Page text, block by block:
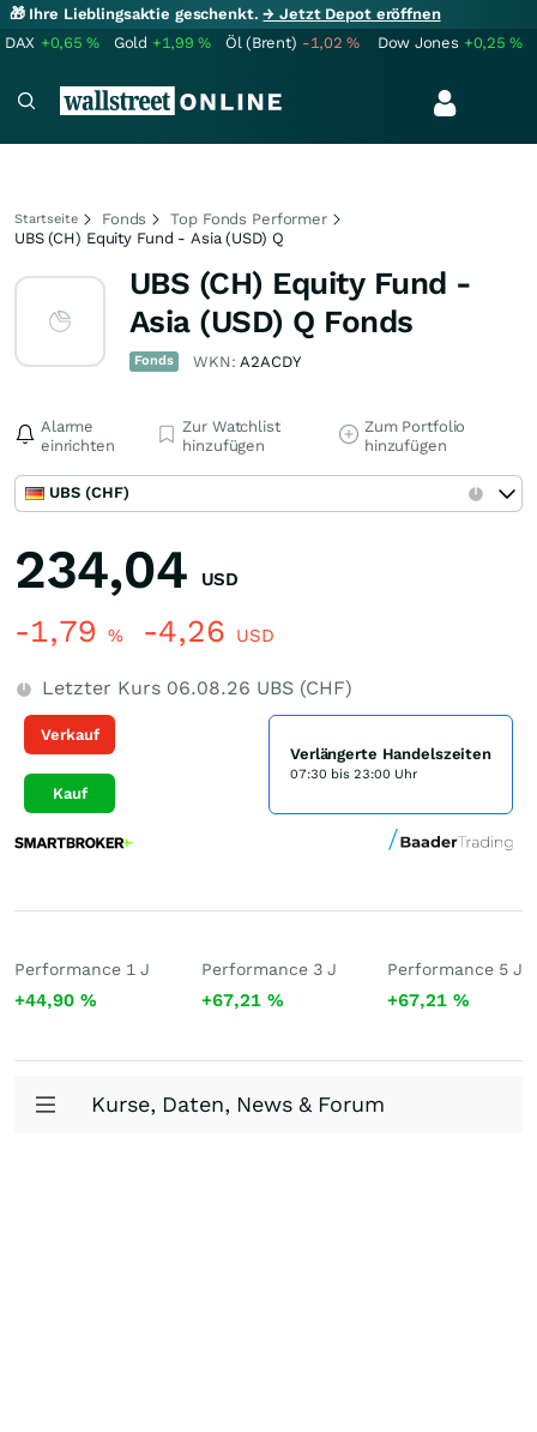
🎁 Ihre Lieblingsaktie geschenkt.→ Jetzt Depot eröffnen
DAX +0,65% Gold +1,99% Öl (Brent) -1,02% Dow Jones +0,25%
Startseite Fonds
Top Fonds Performer
UBS (CH) Equity Fund - Asia (USD) Q
UBS (CH) Equity Fund -
Asia (USD) Q Fonds
Fonds WKN:A2ACDY
Alarme
einrichten
Zur Watchlist
hinzufügen
Zum Portfolio
hinzufügen
UBS (CHF)
234,04 USD
-1,79 % -4,26 USD
Letzter Kurs 06.08.26 UBS (CHF)
Verkauf
Kauf
Verlängerte Handelszeiten
07:30 bis 23:00 Uhr
Performance 1 J
+44,90 %
Performance 3 J
+67,21 %
Performance 5 J
+67,21 %
Kurse, Daten, News & Forum